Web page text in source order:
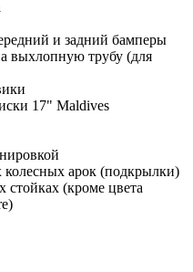
и задний бамперы
выхлопную трубу (для
17" Maldives
колесных арок (подкрылки)
(кроме цвета